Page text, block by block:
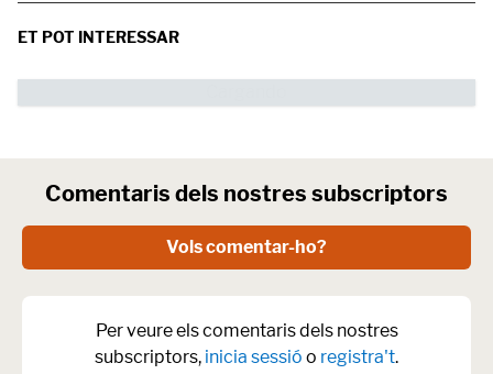
ET POT INTERESSAR
Comentaris dels nostres subscriptors
Vols comentar-ho?
Per veure els comentaris dels nostres
subscriptors, inicia sessió o registra't.